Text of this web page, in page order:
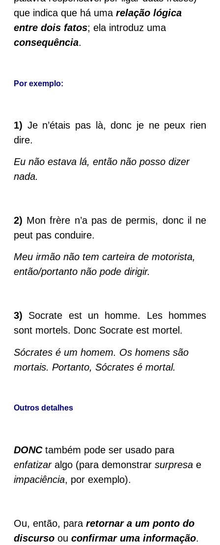
que indica que há uma relação lógica
entre dois fatos; ela introduz uma
consequência.
Por exemplo:
1) Je n’étais pas là, donc je ne peux rien
dire.
Eu não estava lá, então não posso dizer
nada.
2) Mon frère n’a pas de permis, donc il ne
peut pas conduire.
Meu irmão não tem carteira de motorista,
então/portanto não pode dirigir.
3) Socrate est un homme. Les hommes
sont mortels. Donc Socrate est mortel.
Sócrates é um homem. Os homens são
mortais. Portanto, Sócrates é mortal.
Outros detalhes
DONC também pode ser usado para
enfatizaralgo (para demonstrar surpresa e
impaciência, por exemplo).
Ou, então, para retornar a um ponto do
discurso ou confirmar uma informação.